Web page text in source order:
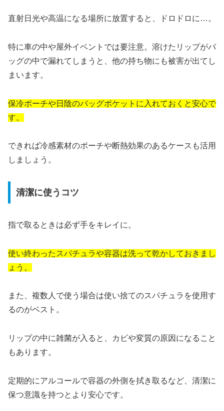
直射日光や高温になる場所に放置すると、ドロドロに…。
特に車の中や屋外イベントでは要注意。溶けたリップがバ
ッグの中で漏れてしまうと、他の持ち物にも被害が出てし
まいます。
保冷ポーチや日陰のバッグポケットに入れておくと安心で
す。
できれば冷感素材のポーチや断熱効果のあるケースも活用
しましょう。
清潔に使うコツ
指で取るときは必ず手をキレイに。
使い終わったスパチュラや容器は洗って乾かしておきまし
ょう。
また、複数人で使う場合は使い捨てのスパチュラを使用す
るのがベスト。
リップの中に雑菌が入ると、カビや変質の原因になること
もあります。
定期的にアルコールで容器の外側を拭き取るなど、清潔に
保つ意識を持つとより安心です。